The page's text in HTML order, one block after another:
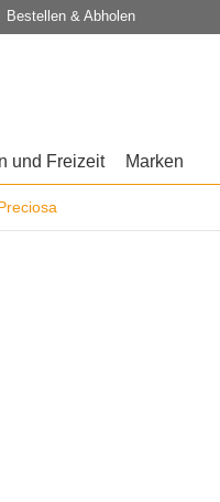
Bestellen & Abholen
und Freizeit Marken